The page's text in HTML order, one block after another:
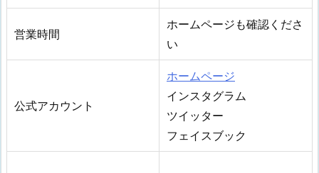
営業時間
ホームページも確認くださ
い
公式アカウント
ホームページ
インスタグラム
ツイッター
フェイスブック